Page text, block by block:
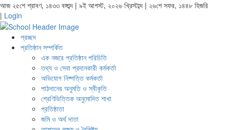
আজ ২৫শে শ্রাবণ, ১৪৩৩ বঙ্গাব্দ | ৯ই আগস্ট, ২০২৬ খ্রিস্টাব্দ | ২৬শে সফর, ১৪৪৮ হিজরি
| Login
প্রচ্ছদ
প্রতিষ্ঠান সম্পর্কিত
এক নজরে প্রতিষ্ঠান পরিচিতি
তথ্য ও সেবা প্রদানকারী কর্মকর্তা
অভিযোগ নিষ্পত্তি কর্মকর্তা
পাঠদানের অনুমতি ও স্বীকৃতি
শ্রেণিভিত্তিক অনুমোদিত শাখা
প্রতিষ্ঠাতা
জমি ও অর্থ দাতা